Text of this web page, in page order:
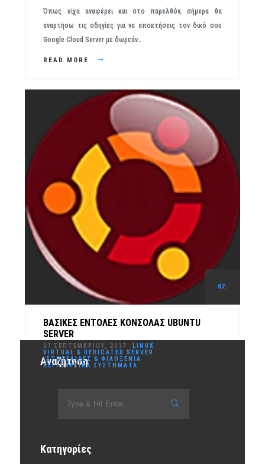
Όπως είχα αναφέρει και στο παρελθόν, σήμερα θα
αναρτήσω τις οδηγίες για να αποκτήσεις τον δικό σου
Google Cloud Server με δωρεάν…
READ MORE
07.
ΒΑΣΙΚΈΣ ΕΝΤΟΛΈΣ ΚΟΝΣΌΛΑΣ UBUNTU
SERVER
27 ΣΕΠΤΕΜΒΡΊΟΥ, 2017
LINUX
VIRTUAL & DEDICATED SERVER
ΙΣΤΟΣΕΛΊΔΕΣ & ΦΙΛΟΞΕΝΊΑ
ΛΕΙΤΟΥΡΓΙΚΆ ΣΥΣΤΉΜΑΤΑ
για αναρτήσεις και…
Αναζήτηση
Κατηγορίες